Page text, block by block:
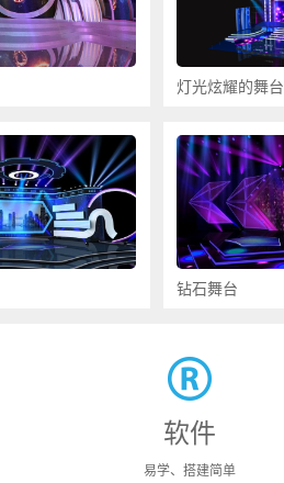
灯光炫耀的舞台
钻石舞台
软件
易学、搭建简单